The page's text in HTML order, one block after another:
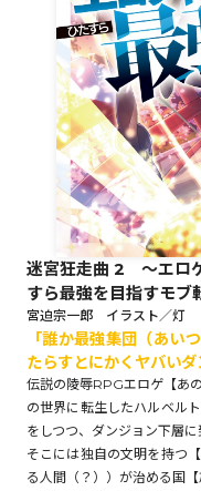
迷宮狂走曲 2 ～エロ
すら最強を目指すモブ
宮迫宗一郎 イラスト／灯
「誰か最強集団（あい
たらすとにかくヤバい
伝説の陵辱RPGエロゲ【あ
の世界に転生したハルベル
をしつつ、ダンジョン下層に
そこには独自の文明を持つ
る人間（？））が治める国【